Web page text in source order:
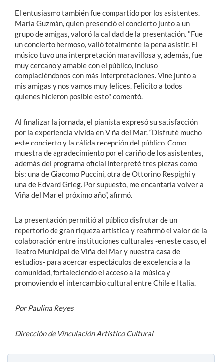
El entusiasmo también fue compartido por los asistentes.
María Guzmán, quien presenció el concierto junto a un
grupo de amigas, valoró la calidad de la presentación. "Fue
un concierto hermoso, valió totalmente la pena asistir. El
músico tuvo una interpretación maravillosa y, además, fue
muy cercano y amable con el público, incluso
complaciéndonos con más interpretaciones. Vine junto a
mis amigas y nos vamos muy felices. Felicito a todos
quienes hicieron posible esto", comentó.
Al finalizar la jornada, el pianista expresó su satisfacción
por la experiencia vivida en Viña del Mar. “Disfruté mucho
este concierto y la cálida recepción del público. Como
muestra de agradecimiento por el cariño de los asistentes,
además del programa oficial interpreté tres piezas como
bis: una de Giacomo Puccini, otra de Ottorino Respighi y
una de Edvard Grieg. Por supuesto, me encantaría volver a
Viña del Mar el próximo año”, afirmó.
La presentación permitió al público disfrutar de un
repertorio de gran riqueza artística y reafirmó el valor de la
colaboración entre instituciones culturales -en este caso, el
Teatro Municipal de Viña del Mar y nuestra casa de
estudios- para acercar espectáculos de excelencia a la
comunidad, fortaleciendo el acceso a la música y
promoviendo el intercambio cultural entre Chile e Italia.
Por Paulina Reyes
Dirección de Vinculación Artístico Cultural